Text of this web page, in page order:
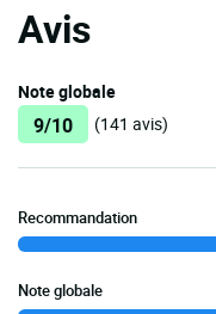
Avis
Note globale
9/10 (141 avis)
Recommandation
Note globale